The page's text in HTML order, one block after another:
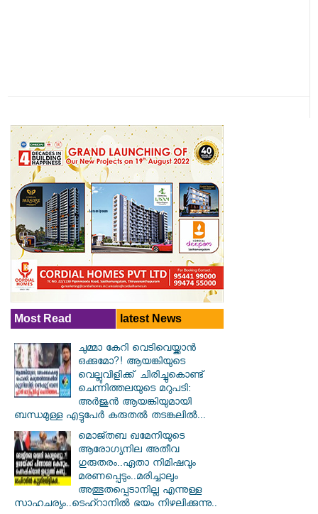
Most Read latest News
ചുമ്മാ കേറി വെടിവെയ്ക്കാൻ
ഒക്കുമോ?! ആയങ്കിയുടെ
വെല്ലുവിളിക്ക് ചിരിച്ചുകൊണ്ട്
ചെന്നിത്തലയുടെ മറുപടി:
അർജുൻ ആയങ്കിയുമായി
ബന്ധമുള്ള എട്ടുപേർ കരുതൽ തടങ്കലിൽ...
മൊജ്തബ ഖമേനിയുടെ
ആരോഗ്യനില അതീവ
ഗുരുതരം..ഏതാ നിമിഷവും
മരണപ്പെടും..മരിച്ചാലും
അത്ഭുതപ്പെടാനില്ല എന്നുള്ള
സാഹചര്യം..ടെഹ്റാനിൽ ഭയം നിഴലിക്കുന്നു..